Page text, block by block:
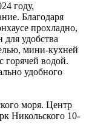
году,
Благодаря
прохладно,
удобства
мини-кухней
горячей водой.
удобного
моря. Центр
Никольского 10-